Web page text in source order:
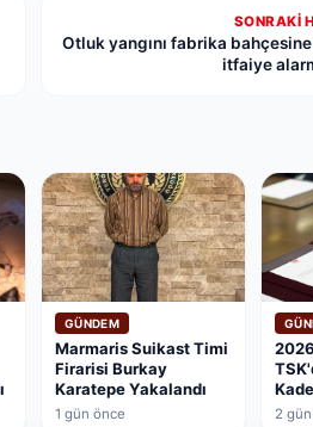
SONRAKI
Otluk yangını fabrika bahçesine
itfaiye
GÜNDEM
Marmaris Suikast Timi
Firarisi Burkay
Karatepe Yakalandı
1 gün önce 2